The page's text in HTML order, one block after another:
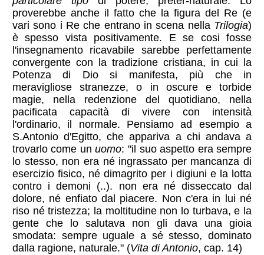
proverebbe anche il fatto che la figura del Re (e
vari sono i Re che entrano in scena nella Trilogia)
è spesso vista positivamente. E se cosi fosse
l'insegnamento ricavabile sarebbe perfettamente
convergente con la tradizione cristiana, in cui la
Potenza di Dio si manifesta, più che in
meravigliose stranezze, o in oscure e torbide
magie, nella redenzione del quotidiano, nella
pacificata capacità di vivere con intensità
l'ordinario, il normale. Pensiamo ad esempio a
S.Antonio d'Egitto, che appariva a chi andava a
trovarlo come unuomo: "il suo aspetto era sempre
lo stesso, non era né ingrassato per mancanza di
esercizio fisico, né dimagrito per i digiuni e la lotta
contro i demoni (..). non era né disseccato dal
dolore, né enfiato dal piacere. Non c'era in lui né
riso né tristezza; la moltitudine non lo turbava, e la
gente che lo salutava non gli dava una gioia
smodata: sempre uguale a sé stesso, dominato
dalla ragione, naturale." (Vita di Antonio, cap. 14)